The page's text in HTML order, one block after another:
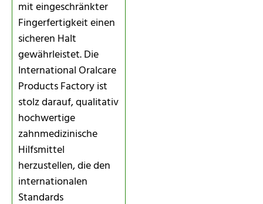
mit eingeschränkter
Fingerfertigkeit einen
sicheren Halt
gewährleistet. Die
International Oralcare
Products Factory ist
stolz darauf, qualitativ
hochwertige
zahnmedizinische
Hilfsmittel
herzustellen, die den
internationalen
Standards